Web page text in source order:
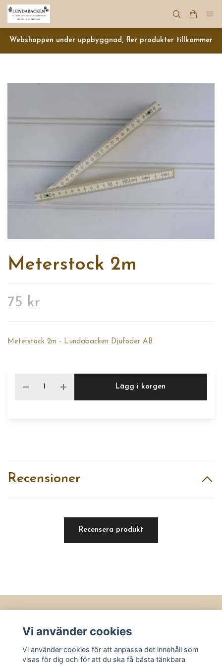
Webshoppen under uppbyggnad, fler produkter tillkommer
Meterstock 2m
75 kr
Meterstock 2m - Lundabacken Djufoder AB
Lägg i korgen
Recensioner
Recensera produkt
Köpvillkor
Kontakt
Utvalt
Vi använder cookies
Vi använder cookies för att anpassa det innehåll som
visas för dig och för att du ska få bästa tänkbara